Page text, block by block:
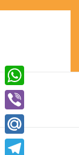
WhatsApp
Viber
Mail.Ru